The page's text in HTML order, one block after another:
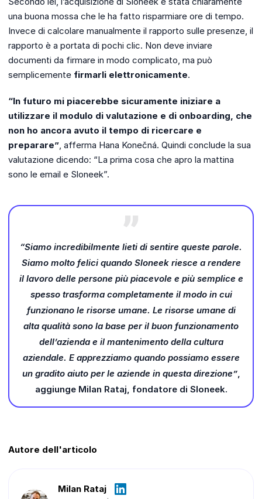
una buona mossa che le ha fatto risparmiare ore di tempo.
Invece di calcolare manualmente il rapporto sulle presenze, il
rapporto è a portata di pochi clic. Non deve inviare
documenti da firmare in modo complicato, ma può
semplicemente firmarli elettronicamente.
“In futuro mi piacerebbe sicuramente iniziare a
utilizzare il modulo di valutazione e di onboarding, che
non ho ancora avuto il tempo di ricercare e
preparare”, afferma Hana Konečná. Quindi conclude la sua
valutazione dicendo: “La prima cosa che apro la mattina
sono le email e Sloneek”.
“Siamo incredibilmente lieti di sentire queste parole.
Siamo molto felici quando Sloneek riesce a rendere
il lavoro delle persone più piacevole e più semplice e
spesso trasforma completamente il modo in cui
funzionano le risorse umane. Le risorse umane di
alta qualità sono la base per il buon funzionamento
dell’azienda e il mantenimento della cultura
aziendale. E apprezziamo quando possiamo essere
un gradito aiuto per le aziende in questa direzione”,
aggiunge Milan Rataj, fondatore di Sloneek.
Autore dell'articolo
Milan Rataj